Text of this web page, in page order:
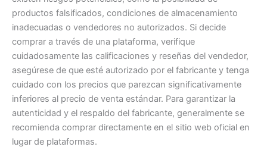
productos falsificados, condiciones de almacenamiento
inadecuadas o vendedores no autorizados. Si decide
comprar a través de una plataforma, verifique
cuidadosamente las calificaciones y reseñas del vendedor,
asegúrese de que esté autorizado por el fabricante y tenga
cuidado con los precios que parezcan significativamente
inferiores al precio de venta estándar. Para garantizar la
autenticidad y el respaldo del fabricante, generalmente se
recomienda comprar directamente en el sitio web oficial en
lugar de plataformas.